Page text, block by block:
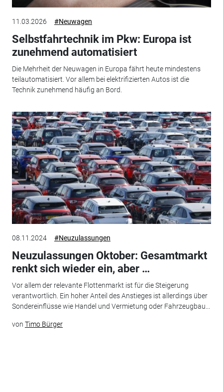
11.03.2026 #Neuwagen
Selbstfahrtechnik im Pkw: Europa ist
zunehmend automatisiert
Die Mehrheit der Neuwagen in Europa fährt heute mindestens
teilautomatisiert. Vor allem bei elektrifizierten Autos ist die
Technik zunehmend häufig an Bord.
08.11.2024 #Neuzulassungen
Neuzulassungen Oktober: Gesamtmarkt
renkt sich wieder ein, aber …
Vor allem der relevante Flottenmarkt ist für die Steigerung
verantwortlich. Ein hoher Anteil des Anstieges ist allerdings über
Sondereinflüsse wie Handel und Vermietung oder Fahrzeugbau...
von Timo Bürger